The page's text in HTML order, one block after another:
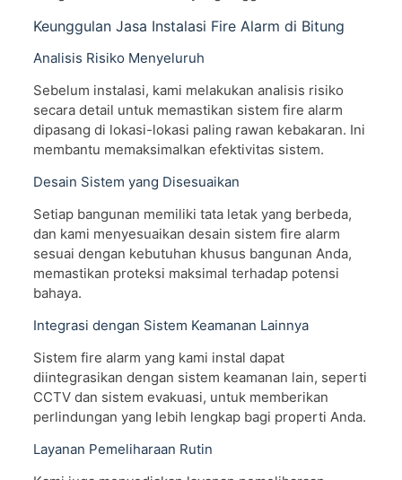
Keunggulan Jasa Instalasi Fire Alarm di Bitung
Analisis Risiko Menyeluruh
Sebelum instalasi, kami melakukan analisis risiko
secara detail untuk memastikan sistem fire alarm
dipasang di lokasi-lokasi paling rawan kebakaran. Ini
membantu memaksimalkan efektivitas sistem.
Desain Sistem yang Disesuaikan
Setiap bangunan memiliki tata letak yang berbeda,
dan kami menyesuaikan desain sistem fire alarm
sesuai dengan kebutuhan khusus bangunan Anda,
memastikan proteksi maksimal terhadap potensi
bahaya.
Integrasi dengan Sistem Keamanan Lainnya
Sistem fire alarm yang kami instal dapat
diintegrasikan dengan sistem keamanan lain, seperti
CCTV dan sistem evakuasi, untuk memberikan
perlindungan yang lebih lengkap bagi properti Anda.
Layanan Pemeliharaan Rutin